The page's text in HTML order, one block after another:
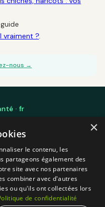
vraiment ?.
nous →
· fr
France
À proposMéthodologie
CGUConfidentialité
et de valorisation de sujets
générale, non médicale
×
le contenu, les
partageons également des
site avec nos partenaires
combiner avec d'autres
ou qu'ils ont collectées lors
de confidentialité